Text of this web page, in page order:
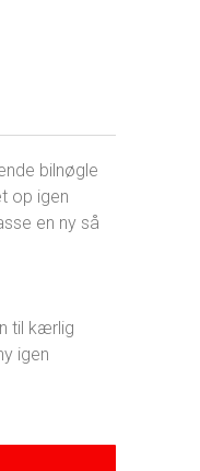
bilnøgle
op igen
en ny så
til kærlig
igen